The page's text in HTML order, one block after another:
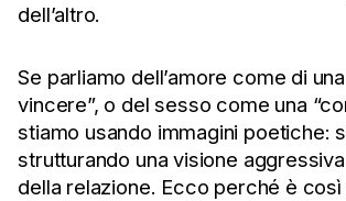
dell’altro.
Se parliamo dell’amore come di
vincere”, o del sesso come una
stiamo usando immagini poetiche:
strutturando una visione
della relazione. Ecco perché è